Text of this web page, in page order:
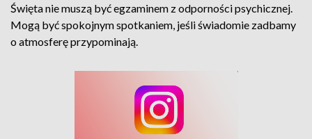
Święta nie muszą być egzaminem z odporności psychicznej.
Mogą być spokojnym spotkaniem, jeśli świadomie zadbamy
o atmosferę przypominają.